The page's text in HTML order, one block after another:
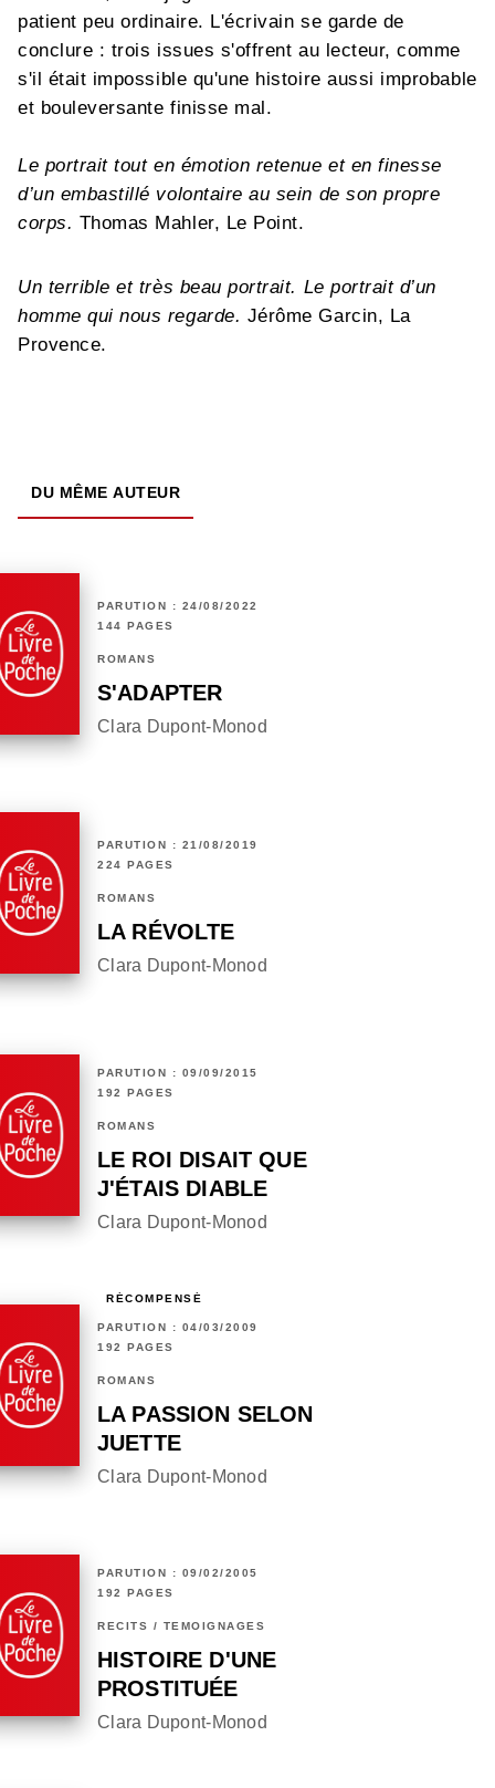
patient peu ordinaire. L'écrivain se garde de
conclure : trois issues s'offrent au lecteur, comme
s'il était impossible qu'une histoire aussi improbable
et bouleversante finisse mal.
Le portrait tout en émotion retenue et en finesse
d’un embastillé volontaire au sein de son propre
corps. Thomas Mahler, Le Point.
Un terrible et très beau portrait. Le portrait d’un
homme qui nous regarde. Jérôme Garcin, La
Provence.
DU MÊME AUTEUR
PARUTION : 24/08/2022
144 PAGES
ROMANS
S'ADAPTER
Clara Dupont-Monod
PARUTION : 21/08/2019
224 PAGES
ROMANS
LA RÉVOLTE
Clara Dupont-Monod
PARUTION : 09/09/2015
192 PAGES
ROMANS
LE ROI DISAIT QUE
J'ÉTAIS DIABLE
Clara Dupont-Monod
RÉCOMPENSÉ
PARUTION : 04/03/2009
192 PAGES
ROMANS
LA PASSION SELON
JUETTE
Clara Dupont-Monod
PARUTION : 09/02/2005
192 PAGES
RÉCITS / TÉMOIGNAGES
HISTOIRE D'UNE
PROSTITUÉE
Clara Dupont-Monod